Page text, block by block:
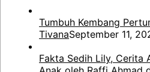
Tumbuh Kembang
TivanaSeptember 11,
Fakta Sedih Lily, Cerita